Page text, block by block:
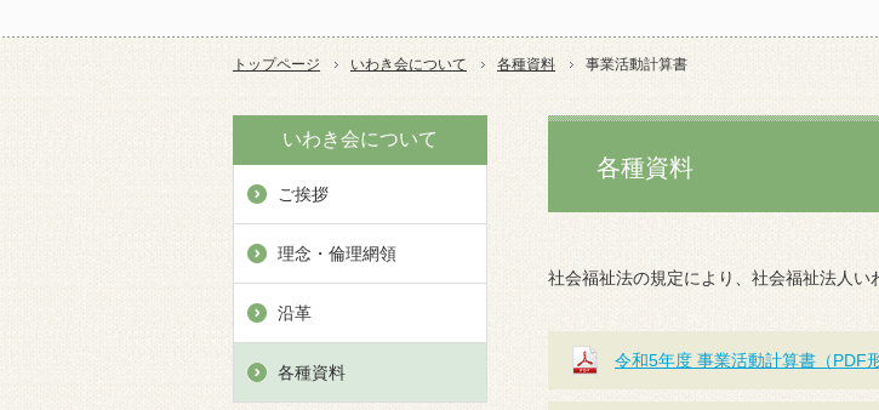
トップページ いわき会について 各種資料 事業活動計算書
各種資料
社会福祉法の規定により、社会福祉法人い
令和5年度 事業活動計算書（PDF
いわき会について
ご挨拶
理念・倫理網領
沿革
各種資料